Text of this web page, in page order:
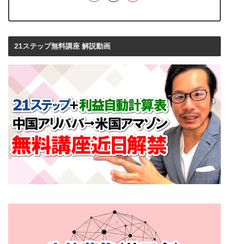
21ステップ無料講座 解説動画